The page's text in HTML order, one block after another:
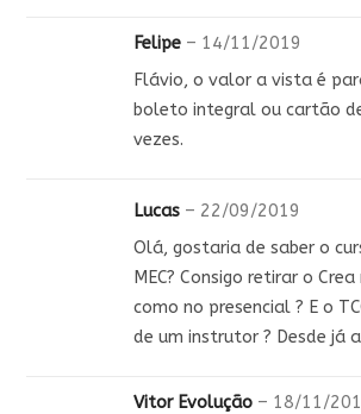
Felipe – 14/11/2019
Flávio, o valor a vista é
boleto integral ou cartão
vezes.
Lucas – 22/09/2019
Olá, gostaria de saber o
MEC? Consigo retirar o
como no presencial ? E o
de um instrutor ? Desde já
Vitor Evolução – 18/11/